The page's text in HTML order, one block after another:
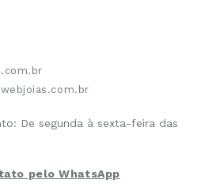
De segunda à sexta-feira das
pelo WhatsApp